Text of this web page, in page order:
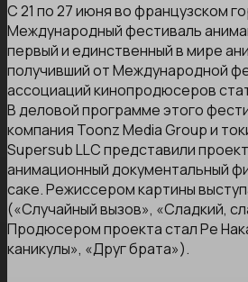
С 21 по 27 июня во французском
Международный фестиваль
первый и единственный в мире
получивший от Международной
ассоциаций кинопродюсеров
В деловой программе этого
компания Toonz Media Group и
Supersub LLC представили
анимационный документальный
саке. Режиссером картины
(«Случайный вызов», «Сладкий,
Продюсером проекта стал Ре
каникулы», «Друг брата»).